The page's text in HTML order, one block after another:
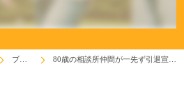
ブログ 80歳の相談所仲間が一先ず引退宣言！(^^;)